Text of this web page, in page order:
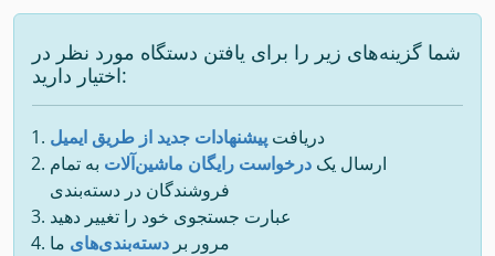
شما گزینه‌های زیر را برای یافتن دستگاه مورد نظر در
اختیار دارید:
دریافت پیشنهادات جدید از طریق ایمیل
ارسال یک درخواست رایگان ماشین‌آلات به تمام
فروشندگان در دسته‌بندی
عبارت جستجوی خود را تغییر دهید
مرور بر دسته‌بندی‌های ما